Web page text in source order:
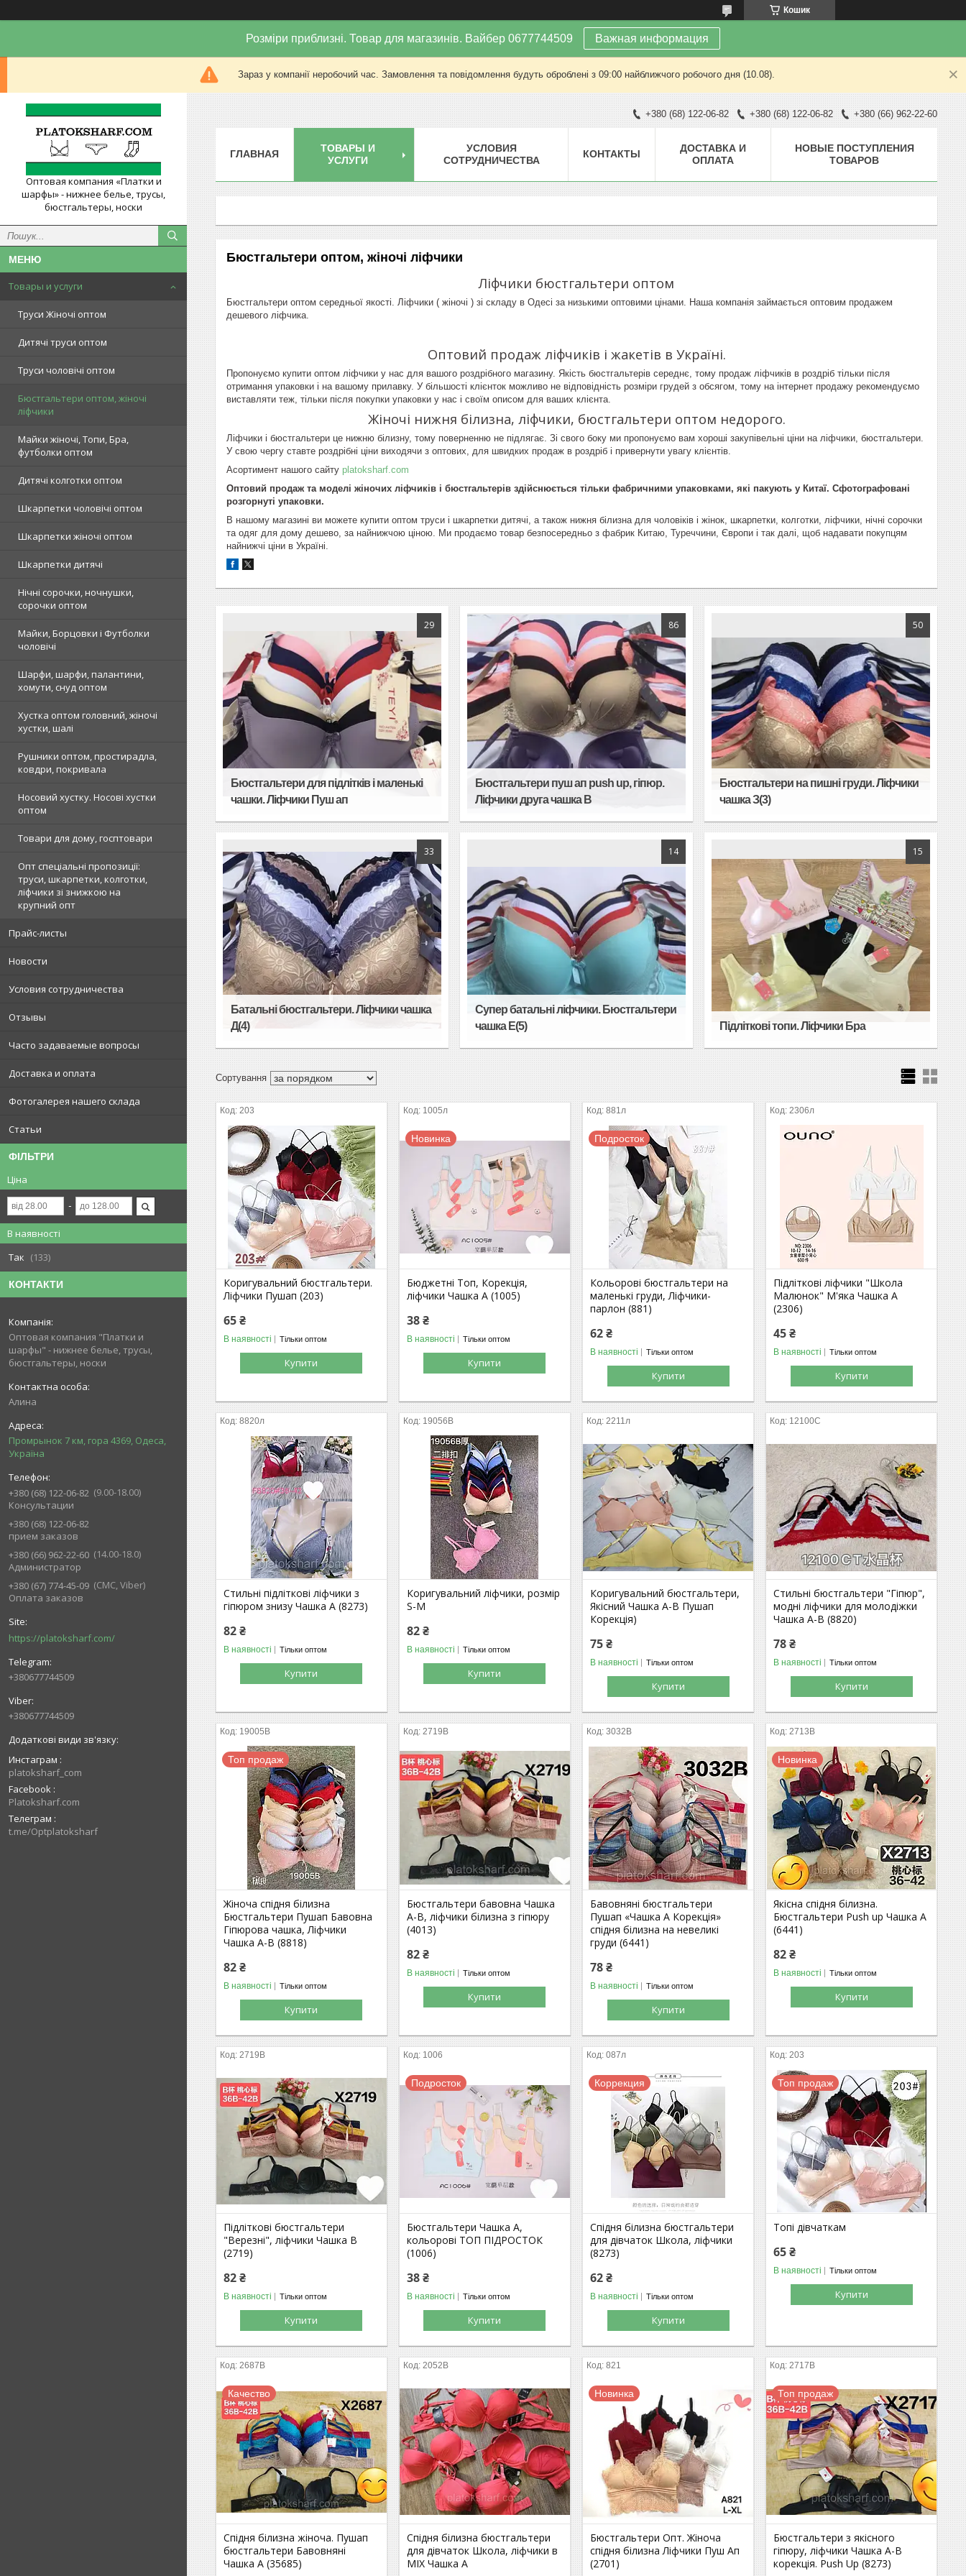
Кошик
Розміри приблизні. Товар для магазинів. Вайбер 0677744509 Важная информация
Зараз у компанії неробочий час. Замовлення та повідомлення будуть оброблені з 09:00 найближчого робочого дня (10.08).
Оптовая компания «Платки и
шарфы» - нижнее белье, трусы,
бюстгальтеры, носки
Товары и услуги
Труси Жіночі оптом
Дитячі труси оптом
Труси чоловічі оптом
Бюстгальтери оптом, жіночі
ліфчики
Майки жіночі, Топи, Бра,
футболки оптом
Дитячі колготки оптом
Шкарпетки чоловічі оптом
Шкарпетки жіночі оптом
Шкарпетки дитячі
Нічні сорочки, ночнушки,
сорочки оптом
Майки, Борцовки і Футболки
чоловічі
Шарфи, шарфи, палантини,
хомути, снуд оптом
Хустка оптом головний, жіночі
хустки, шалі
Рушники оптом, простирадла,
ковдри, покривала
Носовий хустку. Носові хустки
оптом
Товари для дому, госптовари
Опт спеціальні пропозиції:
труси, шкарпетки, колготки,
ліфчики зі знижкою на
крупний опт
Прайс-листы
Новости
Условия сотрудничества
Отзывы
Часто задаваемые вопросы
Доставка и оплата
Фотогалерея нашего склада
Статьи
ФІЛЬТРИ
Ціна
В наявності
Так
133
КОНТАКТИ
Оптовая компания "Платки и
шарфы" - нижнее белье, трусы,
бюстгальтеры, носки
Алина
Промрынок 7 км, гора 4369, Одеса,
Україна
+380 (68) 122-06-82
9.00-18.00
Консультации
+380 (68) 122-06-82
прием заказов
+380 (66) 962-22-60
14.00-18.0
Администратор
+380 (67) 774-45-09
СМС, Viber
Оплата заказов
https://platoksharf.com/
+380677744509
+380677744509
Инстаграм
platoksharf_com
Facebook
Platoksharf.com
Телеграм
t.me/Optplatoksharf
+380 (68) 122-06-82 +380 (68) 122-06-82 +380 (66) 962-22-60
ГЛАВНАЯ
ТОВАРЫ И
УСЛУГИ
УСЛОВИЯ
СОТРУДНИЧЕСТВА
КОНТАКТЫ
ДОСТАВКА И
ОПЛАТА
НОВЫЕ ПОСТУПЛЕНИЯ
ТОВАРОВ
Бюстгальтери оптом, жіночі ліфчики
Ліфчики бюстгальтери оптом
Бюстгальтери оптом середньої якості. Ліфчики ( жіночі ) зі складу в Одесі за низькими оптовими цінами. Наша компанія займається оптовим продажем
дешевого ліфчика.
Оптовий продаж ліфчиків і жакетів в Україні.
Пропонуємо купити оптом ліфчики у нас для вашого роздрібного магазину. Якість бюстгальтерів середнє, тому продаж ліфчиків в роздріб тільки після
отримання упаковки і на вашому прилавку. У більшості клієнток можливо не відповідність розміри грудей з обсягом, тому на інтернет продажу рекомендуємо
виставляти теж, тільки після покупки упаковки у нас і своїм описом для ваших клієнта.
Жіночі нижня білизна, ліфчики, бюстгальтери оптом недорого.
Ліфчики і бюстгальтери це нижню білизну, тому поверненню не підлягає. Зі свого боку ми пропонуємо вам хороші закупівельні ціни на ліфчики, бюстгальтери.
У свою чергу ставте роздрібні ціни виходячи з оптових, для швидких продаж в роздріб і привернути увагу клієнтів.
Асортимент нашого сайту platoksharf.com
Оптовий продаж та моделі жіночих ліфчиків і бюстгальтерів здійснюється тільки фабричними упаковками, які пакують у Китаї. Сфотографовані
розгорнуті упаковки.
В нашому магазині ви можете купити оптом труси і шкарпетки дитячі, а також нижня білизна для чоловіків і жінок, шкарпетки, колготки, ліфчики, нічні сорочки
та одяг для дому дешево, за найнижчою ціною. Ми продаємо товар безпосередньо з фабрик Китаю, Туреччини, Європи і так далі, щоб надавати покупцям
найнижчі ціни в Україні.
29
Бюстгальтери для підлітків і маленькі
чашки. Ліфчики Пуш ап
86
Бюстгальтери пуш ап push up, гіпюр.
Ліфчики друга чашка В
50
Бюстгальтери на пишні груди. Ліфчики
чашка З(3)
33
Батальні бюстгальтери. Ліфчики чашка
Д(4)
14
Супер батальні ліфчики. Бюстгальтери
чашка Е(5)
15
Підліткові топи. Ліфчики Бра
203
Коригувальний бюстгальтери.
Ліфчики Пушап (203)
65 ₴
В наявності Тільки оптом
Купити
1005л
Новинка
Бюджетні Топ, Корекція,
ліфчики Чашка А (1005)
38 ₴
В наявності Тільки оптом
Купити
881л
Подросток
Кольорові бюстгальтери на
маленькі груди, Ліфчики-
парлон (881)
62 ₴
В наявності Тільки оптом
Купити
2306л
Підліткові ліфчики "Школа
Малюнок" М'яка Чашка А
(2306)
45 ₴
В наявності Тільки оптом
Купити
8820л
Стильні підліткові ліфчики з
гіпюром знизу Чашка А (8273)
82 ₴
В наявності Тільки оптом
Купити
19056В
Коригувальний ліфчики, розмір
S-M
82 ₴
В наявності Тільки оптом
Купити
2211л
Коригувальний бюстгальтери,
Якісний Чашка А-В Пушап
Корекція)
75 ₴
В наявності Тільки оптом
Купити
12100С
Стильні бюстгальтери "Гіпюр",
модні ліфчики для молодіжки
Чашка А-В (8820)
78 ₴
В наявності Тільки оптом
Купити
19005В
Топ продаж
Жіноча спідня білизна
Бюстгальтери Пушап Бавовна
Гіпюрова чашка, Ліфчики
Чашка А-В (8818)
82 ₴
В наявності Тільки оптом
Купити
2719В
Бюстгальтери бавовна Чашка
А-В, ліфчики білизна з гіпюру
(4013)
82 ₴
В наявності Тільки оптом
Купити
3032В
Бавовняні бюстгальтери
Пушап «Чашка А Корекція»
спідня білизна на невеликі
груди (6441)
78 ₴
В наявності Тільки оптом
Купити
2713В
Новинка
Якісна спідня білизна.
Бюстгальтери Push up Чашка А
(6441)
82 ₴
В наявності Тільки оптом
Купити
2719В
Підліткові бюстгальтери
"Верезні", ліфчики Чашка В
(2719)
82 ₴
В наявності Тільки оптом
Купити
1006
Подросток
Бюстгальтери Чашка А,
кольорові ТОП ПІДРОСТОК
(1006)
38 ₴
В наявності Тільки оптом
Купити
087л
Коррекция
Спідня білизна бюстгальтери
для дівчаток Школа, ліфчики
(8273)
62 ₴
В наявності Тільки оптом
Купити
203
Топ продаж
Топі дівчаткам
65 ₴
В наявності Тільки оптом
Купити
2687В
Качество
Спідня білизна жіноча. Пушап
бюстгальтери Бавовняні
Чашка А (35685)
2052В
Спідня білизна бюстгальтери
для дівчаток Школа, ліфчики в
MIX Чашка А
821
Новинка
Бюстгальтери Опт. Жіноча
спідня білизна Ліфчики Пуш Ап
(2701)
2717В
Топ продаж
Бюстгальтери з якісного
гіпюру, ліфчики Чашка А-В
корекція. Push Up (8273)